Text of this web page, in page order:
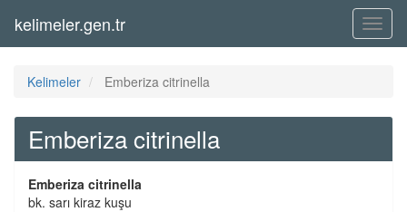
Menü
kelimeler.gen.tr
Kelimeler Emberiza citrinella
Emberiza citrinella
Emberiza citrinella
bk. sarı kiraz kuşu